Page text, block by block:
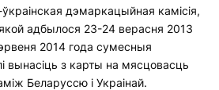
дэмаркацыйная камісія,
адбылося 23-24 верасня 2013
2014 года сумесныя
вынасіць з карты на мясцовасць
Беларуссю і Украінай.